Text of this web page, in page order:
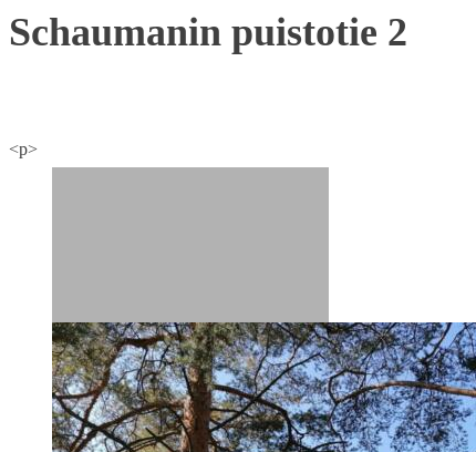
Schaumanin puistotie 2
<p>